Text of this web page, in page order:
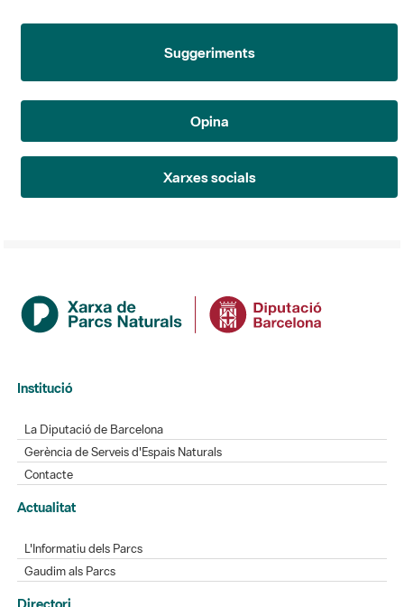
Suggeriments
Opina
Xarxes socials
Institució
La Diputació de Barcelona
Gerència de Serveis d'Espais Naturals
Contacte
Actualitat
L'Informatiu dels Parcs
Gaudim als Parcs